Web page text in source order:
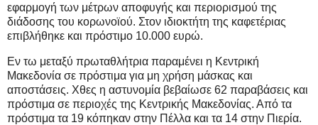
εφαρμογή των μέτρων αποφυγής και περιορισμού της
διάδοσης του κορωνοϊού. Στον ιδιοκτήτη της καφετέριας
επιβλήθηκε και πρόστιμο 10.000 ευρώ.
Εν τω μεταξύ πρωταθλήτρια παραμένει η Κεντρική
Μακεδονία σε πρόστιμα για μη χρήση μάσκας και
αποστάσεις. Χθες η αστυνομία βεβαίωσε 62 παραβάσεις και
πρόστιμα σε περιοχές της Κεντρικής Μακεδονίας. Από τα
πρόστιμα τα 19 κόπηκαν στην Πέλλα και τα 14 στην Πιερία.